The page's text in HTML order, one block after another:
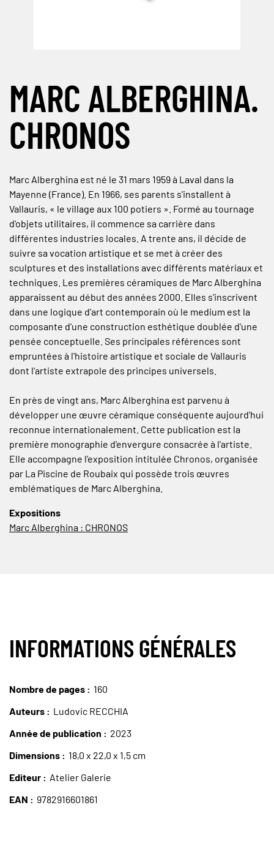
MARC ALBERGHINA.
CHRONOS
Marc Alberghina est né le 31 mars 1959 à Laval dans la
Mayenne (France). En 1966, ses parents s'installent à
Vallauris, « le village aux 100 potiers ». Formé au tournage
d'objets utilitaires, il commence sa carrière dans
différentes industries locales. A trente ans, il décide de
suivre sa vocation artistique et se met à créer des
sculptures et des installations avec différents matériaux et
techniques. Les premières céramiques de Marc Alberghina
apparaissent au début des années 2000. Elles s'inscrivent
dans une logique d'art contemporain où le medium est la
composante d'une construction esthétique doublée d'une
pensée conceptuelle. Ses principales références sont
empruntées à l'histoire artistique et sociale de Vallauris
dont l'artiste extrapole des principes universels.
En près de vingt ans, Marc Alberghina est parvenu à
développer une œuvre céramique conséquente aujourd'hui
reconnue internationalement. Cette publication est la
première monographie d'envergure consacrée à l'artiste.
Elle accompagne l'exposition intitulée Chronos, organisée
par La Piscine de Roubaix qui possède trois œuvres
emblématiques de Marc Alberghina.
Expositions
Marc Alberghina : CHRONOS
INFORMATIONS GÉNÉRALES
Nombre de pages
160
Auteurs
Ludovic RECCHIA
Année de publication
2023
Dimensions
18,0 x 22,0 x 1,5 cm
Editeur
Atelier Galerie
EAN
9782916601861